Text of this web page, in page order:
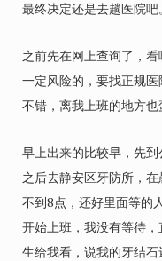
最终决定还是去趟医院吧。
之前先在网上查询了，
一定风险的，要找正规
不错，离我上班的地方也
早上出来的比较早，先
之后去静安区牙防所，
不到8点，还好里面等的
开始上班，我没有等待
生给我看，说我的牙结石